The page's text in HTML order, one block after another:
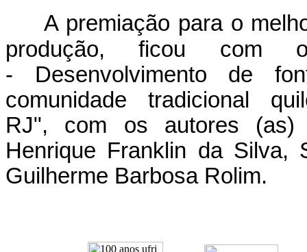
A premiação para o
produção, ficou com o
- Desenvolvimento de
comunidade tradicional
RJ", com os autores (as)
Henrique Franklin da Silva,
Guilherme Barbosa Rolim.